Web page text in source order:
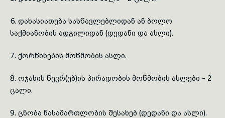
6. დახასიათება სასწავლებლიდან ან ბოლო
საქმიანობის ადგილიდან (დედანი და ასლი).
7. ქორწინების მოწმობის ასლი.
8. ოჯახის წევრ(ებ)ის პირადობის მოწმობის ასლები - 2
ცალი.
9. ცნობა ნასამართლობის შესახებ (დედანი და ასლი).